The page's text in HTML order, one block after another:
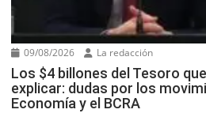
09/08/2026 La redacción
Los $4 billones del Tesoro
explicar: dudas por los
Economía y el BCRA